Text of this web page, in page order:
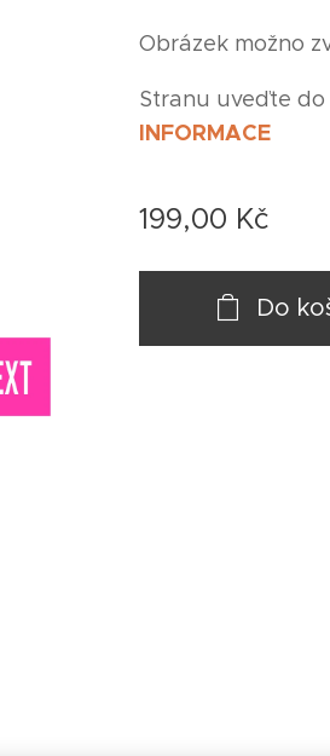
Obrázek možno
Stranu uveďte
INFORMACE
199,00 Kč
Do